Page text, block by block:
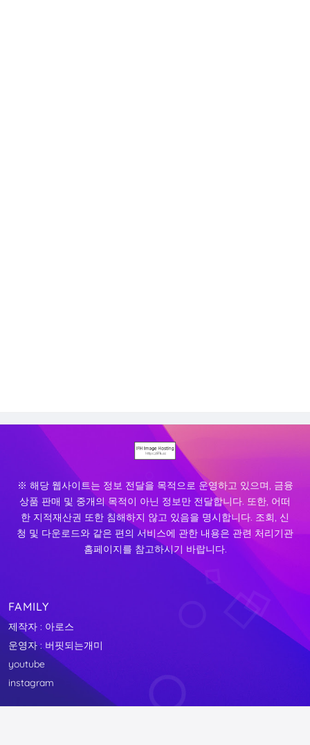
※ 해당 웹사이트는 정보 전달을 목적으로 운영하고 있으며, 금융
상품 판매 및 중개의 목적이 아닌 정보만 전달합니다. 또한, 어떠
한 지적재산권 또한 침해하지 않고 있음을 명시합니다. 조회, 신
청 및 다운로드와 같은 편의 서비스에 관한 내용은 관련 처리기관
홈페이지를 참고하시기 바랍니다.
FAMILY
제작자 : 아로스
운영자 : 버핏되는개미
youtube
instagram